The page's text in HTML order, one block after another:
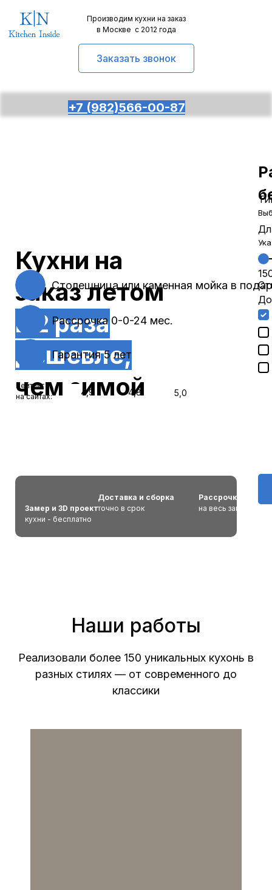
Производим кухни на заказ
в Москве с 2012 года
Заказать звонок
+7 (982)566-00-87
Гарантия 5 лет
Рассрочка 0-0-24 мес.
Столешница или каменная мойка в
5,0
4,8
4,9
Рейтинг
на сайтах:
Рассрочка 0%
на весь заказ
Доставка и сборка
точно в срок
Замер и 3D проект
кухни - бесплатно
Кухни на
заказлетом
в 2 раза
дешевле,
чем зимой
Наши работы
Реализовали более 150 уникальных кухонь в
разных стилях — от современного до
классики